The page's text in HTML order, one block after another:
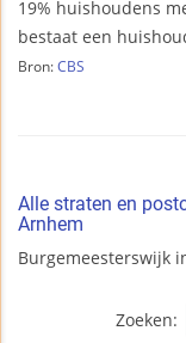
19% huishoudens
bestaat een
Bron: CBS
Alle straten en
Arnhem
Burgemeesterswijk
Zoeken: